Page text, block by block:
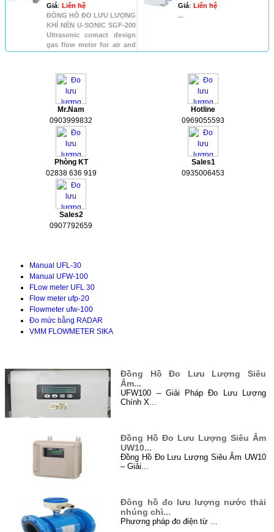
Giá: Liên hệ
ĐỒNG HỒ ĐO LƯU LƯỢNG
KHÍ NÉN U-SONIC SGF-200
Ultrasonic comact design
gas flow meter for air and
...
Giá: Liên hệ
...
Mr.Nam
0903999832
Hotline
0969055593
Phòng KT
02838 636 919
Sales1
0935006453
Sales2
0907792659
Manual UFL-30
Manual UFW-100
FLow meter UFL 30
Flow meter ufp-20
Flowmeter ufw-100
Đo mức bằng RADAR
VMM FLOWMETER SIKA
Đồng Hồ Đo Lưu Lượng Siêu
Âm...
UFW100 – Giải Pháp Đo Lưu Lượng
Chính X...
Đồng Hồ Đo Lưu Lượng Siêu Âm
UW10...
Đồng Hồ Đo Lưu Lượng Siêu Âm UW10
– Giải...
Đông hồ đo lưu lượng nước thải
nhúng chì...
Phương pháp đo điện từ ...